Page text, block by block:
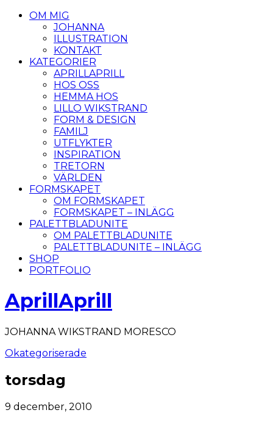
OM MIG
JOHANNA
ILLUSTRATION
KONTAKT
KATEGORIER
APRILLAPRILL
HOS OSS
HEMMA HOS
LILLO WIKSTRAND
FORM & DESIGN
FAMILJ
UTFLYKTER
INSPIRATION
TRETORN
VÄRLDEN
FORMSKAPET
OM FORMSKAPET
FORMSKAPET – INLÄGG
PALETTBLADUNITE
OM PALETTBLADUNITE
PALETTBLADUNITE – INLÄGG
SHOP
PORTFOLIO
AprillAprill
JOHANNA WIKSTRAND MORESCO
Okategoriserade
torsdag
9 december, 2010